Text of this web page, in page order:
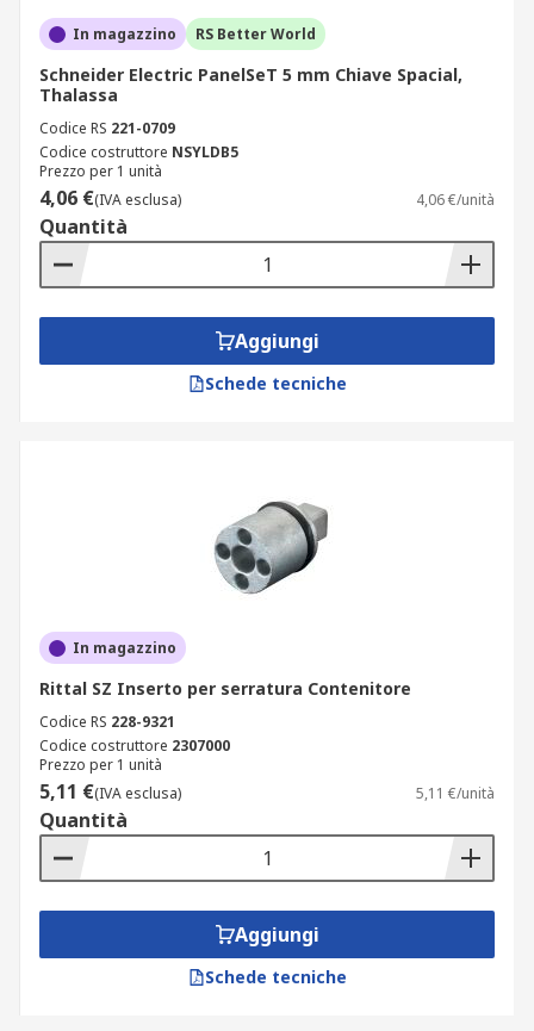
In magazzino RS Better World
Schneider Electric PanelSeT 5 mm Chiave Spacial,
Thalassa
Codice RS 221-0709
Codice costruttore NSYLDB5
Prezzo per 1 unità
4,06 €(IVA esclusa) 4,06 €/unità
Quantità
Aggiungi
Schede tecniche
In magazzino
Rittal SZ Inserto per serratura Contenitore
Codice RS 228-9321
Codice costruttore 2307000
Prezzo per 1 unità
5,11 €(IVA esclusa) 5,11 €/unità
Quantità
Aggiungi
Schede tecniche